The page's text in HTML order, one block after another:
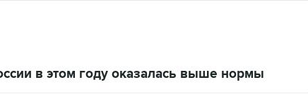
в этом году оказалась выше нормы